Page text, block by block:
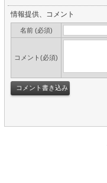
情報提供、コメント
名前 (必須)
コメント(必須)